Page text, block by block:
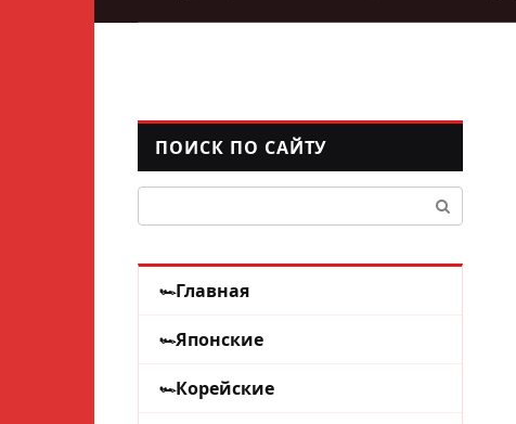
ПОИСК ПО САЙТУ
Главная
Японские
Корейские